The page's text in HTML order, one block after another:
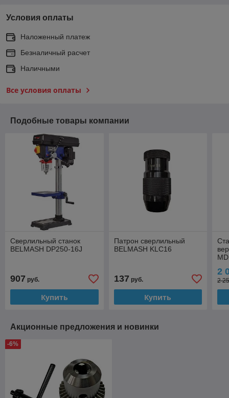
Условия оплаты
Наложенный платеж
Безналичный расчет
Наличными
Все условия оплаты
Подобные товары компании
Сверлильный станок
BELMASH DP250-16J
907 руб.
Купить
Патрон сверлильный
BELMASH KLC16
137 руб.
Купить
2
2
Акционные предложения и новинки
-6%